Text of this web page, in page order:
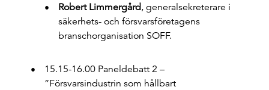
Robert Limmergård, generalsekreterare i
säkerhets- och försvarsföretagens
branschorganisation SOFF.
15.15-16.00 Paneldebatt 2 –
”Försvarsindustrin som hållbart